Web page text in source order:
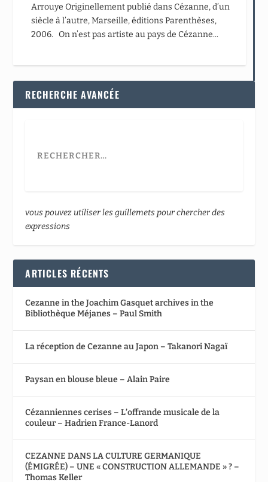
Arrouye Originellement publié dans Cézanne, d’un
siècle à l’autre, Marseille, éditions Parenthèses,
2006. On n’est pas artiste au pays de Cézanne...
RECHERCHE AVANCÉE
vous pouvez utiliser les guillemets pour chercher des
expressions
ARTICLES RÉCENTS
Cezanne in the Joachim Gasquet archives in the
Bibliothèque Méjanes – Paul Smith
La réception de Cezanne au Japon – Takanori Nagaï
Paysan en blouse bleue – Alain Paire
Cézanniennes cerises – L’offrande musicale de la
couleur – Hadrien France-Lanord
CEZANNE DANS LA CULTURE GERMANIQUE
(ÉMIGRÉE) – UNE « CONSTRUCTION ALLEMANDE » ? –
Thomas Keller